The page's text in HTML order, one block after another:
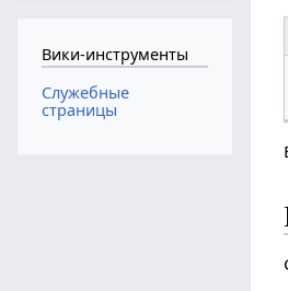
Вики-инструменты
Служебные
страницы